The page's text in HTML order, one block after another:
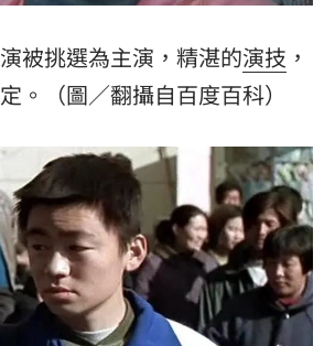
被挑選為主演，精湛的演技 ，
。（圖／翻攝自百度百科）